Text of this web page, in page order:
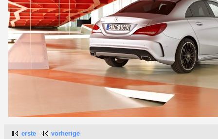
erste vorherige